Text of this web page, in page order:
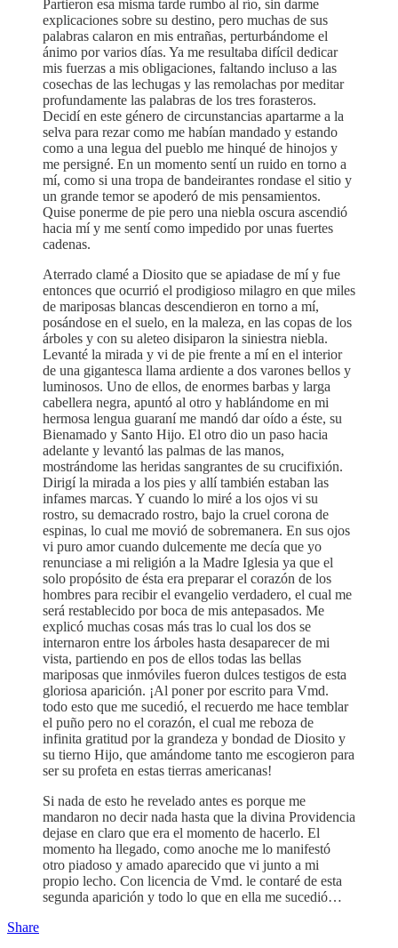
Partieron esa misma tarde rumbo al río, sin darme
explicaciones sobre su destino, pero muchas de sus
palabras calaron en mis entrañas, perturbándome el
ánimo por varios días. Ya me resultaba difícil dedicar
mis fuerzas a mis obligaciones, faltando incluso a las
cosechas de las lechugas y las remolachas por meditar
profundamente las palabras de los tres forasteros.
Decidí en este género de circunstancias apartarme a la
selva para rezar como me habían mandado y estando
como a una legua del pueblo me hinqué de hinojos y
me persigné. En un momento sentí un ruido en torno a
mí, como si una tropa de bandeirantes rondase el sitio y
un grande temor se apoderó de mis pensamientos.
Quise ponerme de pie pero una niebla oscura ascendió
hacia mí y me sentí como impedido por unas fuertes
cadenas.
Aterrado clamé a Diosito que se apiadase de mí y fue
entonces que ocurrió el prodigioso milagro en que miles
de mariposas blancas descendieron en torno a mí,
posándose en el suelo, en la maleza, en las copas de los
árboles y con su aleteo disiparon la siniestra niebla.
Levanté la mirada y vi de pie frente a mí en el interior
de una gigantesca llama ardiente a dos varones bellos y
luminosos. Uno de ellos, de enormes barbas y larga
cabellera negra, apuntó al otro y hablándome en mi
hermosa lengua guaraní me mandó dar oído a éste, su
Bienamado y Santo Hijo. El otro dio un paso hacia
adelante y levantó las palmas de las manos,
mostrándome las heridas sangrantes de su crucifixión.
Dirigí la mirada a los pies y allí también estaban las
infames marcas. Y cuando lo miré a los ojos vi su
rostro, su demacrado rostro, bajo la cruel corona de
espinas, lo cual me movió de sobremanera. En sus ojos
vi puro amor cuando dulcemente me decía que yo
renunciase a mi religión a la Madre Iglesia ya que el
solo propósito de ésta era preparar el corazón de los
hombres para recibir el evangelio verdadero, el cual me
será restablecido por boca de mis antepasados. Me
explicó muchas cosas más tras lo cual los dos se
internaron entre los árboles hasta desaparecer de mi
vista, partiendo en pos de ellos todas las bellas
mariposas que inmóviles fueron dulces testigos de esta
gloriosa aparición. ¡Al poner por escrito para Vmd.
todo esto que me sucedió, el recuerdo me hace temblar
el puño pero no el corazón, el cual me reboza de
infinita gratitud por la grandeza y bondad de Diosito y
su tierno Hijo, que amándome tanto me escogieron para
ser su profeta en estas tierras americanas!
Si nada de esto he revelado antes es porque me
mandaron no decir nada hasta que la divina Providencia
dejase en claro que era el momento de hacerlo. El
momento ha llegado, como anoche me lo manifestó
otro piadoso y amado aparecido que vi junto a mi
propio lecho. Con licencia de Vmd. le contaré de esta
segunda aparición y todo lo que en ella me sucedió…
Share